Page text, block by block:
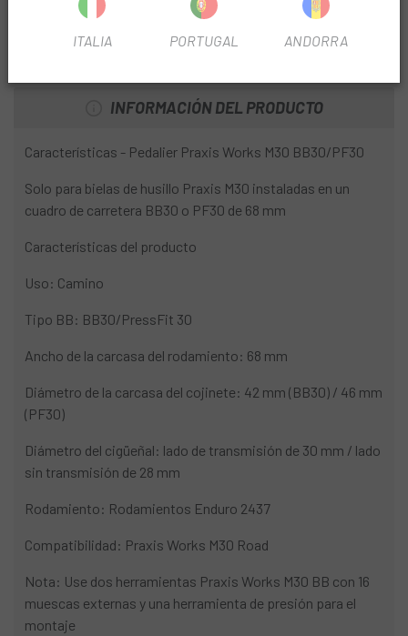
Carretera
INFORMACIÓN DEL PRODUCTO
Características - Pedalier Praxis Works M30 BB30/PF30
Solo para bielas de husillo Praxis M30 instaladas en un
cuadro de carretera BB30 o PF30 de 68 mm
Características del producto
Uso: Camino
Tipo BB: BB30/PressFit 30
Ancho de la carcasa del rodamiento: 68 mm
Diámetro de la carcasa del cojinete: 42 mm (BB30) / 46 mm
(PF30)
Diámetro del cigüeñal: lado de transmisión de 30 mm / lado
sin transmisión de 28 mm
Rodamiento: Rodamientos Enduro 2437
Compatibilidad: Praxis Works M30 Road
Nota: Use dos herramientas Praxis Works M30 BB con 16
muescas externas y una herramienta de presión para el
montaje
ITALIA PORTUGAL ANDORRA